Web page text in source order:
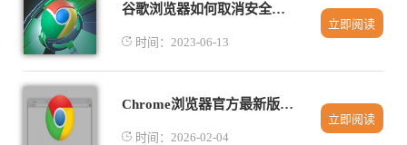
谷歌浏览器如何取消安全拦截
时间：2023-06-13
立即阅读
Chrome浏览器官方最新版快速下载安装指南
时间：2026-02-04
立即阅读